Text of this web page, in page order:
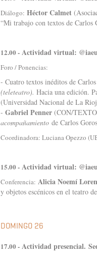
Diálogo: Héctor Calmet
“Mi trabajo con textos de
12.00 - Actividad virtual:
Foro / Ponencias:
- Cuatro textos inéditos de
(teleteatro). Hacia una edición.
(Universidad Nacional de La
- Gabriel Penner (CON/
acompañamiento de Carlos
Coordinadora: Luciana Opezzo
15.00 - Actividad virtual:
Conferencia: Alicia Noemí
y objetos escénicos en el
DOMINGO 26
17.00 - Actividad presencial.